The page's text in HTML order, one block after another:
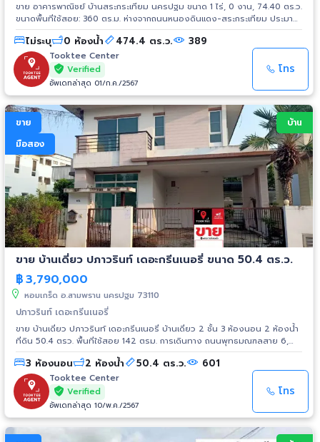
ขาย อาคารพาณิชย์ บ้านสระกระเทียม นครปฐม ขนาด 1 ไร่, 0 งาน, 74.40 ตร.ว.
ขนาดพื้นที่ใช้สอย: 360 ตร.ม. ห่างจากถนนหนองดินเเดง-สระกระเทียม ประมาณ
1.40 กม.
ไม่ระบุ 0 ห้องน้ำ 474.4 ตร.ว. 389
Tooktee Center
Verified
อัพเดทล่าสุด 01/ก.ค./2567
โทร
ขาย
มือสอง
บ้าน
ขาย บ้านเดี่ยว ปภาวรินท์ เดอะกรีนเนอรี่ ขนาด 50.4 ตร.ว.
฿3,790,000
หอมเกร็ด อ.สามพราน นครปฐม 73110
ปภาวรินท์ เดอะกรีนเนอรี่
ขาย บ้านเดี่ยว ปภาวรินท์ เดอะกรีนเนอรี่ บ้านเดี่ยว 2 ชั้น 3 ห้องนอน 2 ห้องน้ำ
ที่ดิน 50.4 ตรว. พื้นที่ใช้สอย 142 ตรม. การเดินทาง ถนนพุทธมณฑลสาย 6,
ถนนบรมราชชนนี, ถนนปิ่นเกล้า-นครชัยศรี สิ่งอำนวยความสะดวก -กล้อง
CCTV -มีการรักษาความปลอดภัย (รปภ.) สถานที่มใกล้เคียง - ห้างเซ็นทรัล
ศาลายา - มหาวิทยาลัยมหิดลศาลายา - โรงพยาบาลศาลายา - โรงพยาบาล
พุทธมณฑล - ตลาดวัดดอนหวาย
3 ห้องนอน 2 ห้องน้ำ 50.4 ตร.ว. 601
Tooktee Center
Verified
อัพเดทล่าสุด 10/พ.ค./2567
โทร